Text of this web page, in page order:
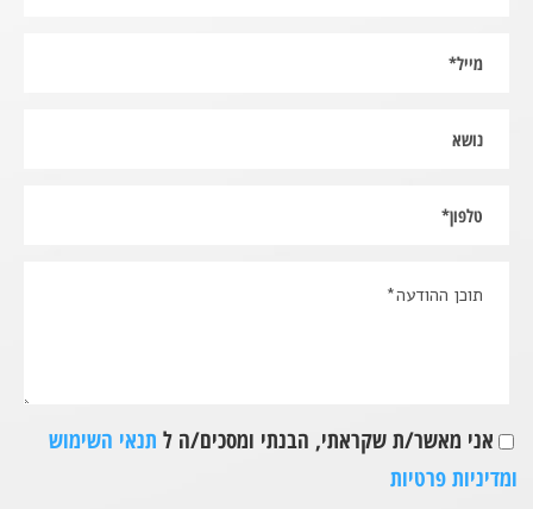
אני מאשר/ת שקראתי, הבנתי ומסכים/ה ל תנאי השימוש
ומדיניות פרטיות